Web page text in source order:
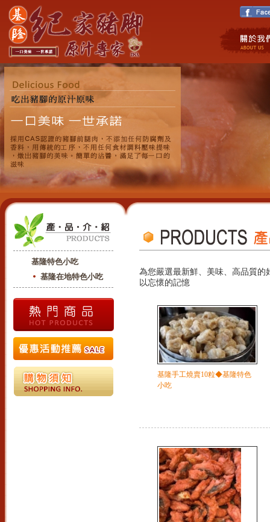
基隆特色小吃
基隆在地特色小吃
為您嚴選最新鮮、美味、高品質
以忘懷的記憶
基隆手工燒賣10粒◆基隆特色
小吃